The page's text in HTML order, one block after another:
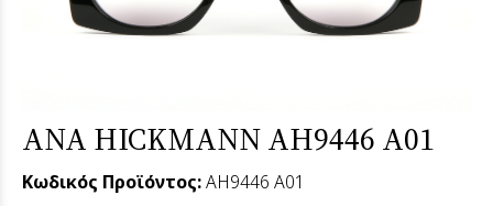
ANA HICKMANN AH9446 A01
Κωδικός Προϊόντος:AH9446 A01